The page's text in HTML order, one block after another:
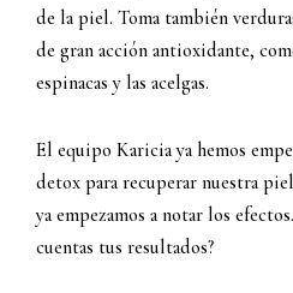
de la piel. Toma también
de gran acción antioxidante,
espinacas y las acelgas.
El equipo Karicia ya hemos
detox para recuperar nuestra
ya empezamos a notar los
cuentas tus resultados?